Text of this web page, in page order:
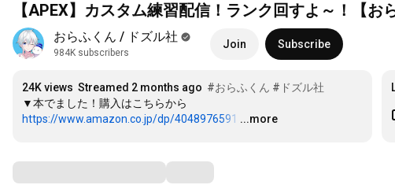
【APEX】カスタム練習配信！ランク回すよ～！【お
おらふくん / ドズル社
984K subscribers
Join Subscribe
24K views Streamed 2 months ago #おらふくん #ドズル社
https://www.amazon.co.jp/dp/4048976591 …
...more